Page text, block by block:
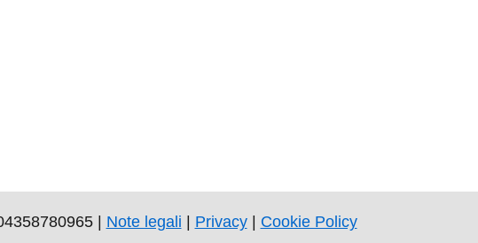
| Note legali Privacy| Cookie Policy